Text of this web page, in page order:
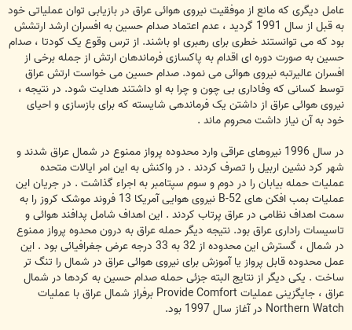
عامل دیگری که مانع از موفقیت نیروی هوائی عراق در بازیابی توان عملیاتی خود
به قبل از سال 1991 گردید ، عدم اعتماد صدام حسین به افسران ارشد ارتشش
بود که می توانستند خطری برای رهبری او باشند. از ترس وقوع یک کودتا ، صدام
حسین به صورت دوره ای اقدام به پاکسازی فرماندهان ارتش از جمله برخی از
افسران عالیرتبه نیروی هوائی می نمود. صدام حسین می خواست ارتش عراق
توسط کسانی که وفاداری بی چون و چرا به او داشتند هدایت شود. در نتیجه ،
نیروی هوائی عراق از داشتن یک فرماندهی شایسته که برای بازسازی و احیای
خود به آن نیاز داشت محروم ماند .
در سال 1996 نیروهای عراقی وارد محدوده پرواز ممنوع در شمال عراق شدند و
شهر کرد نشین اربیل را تصرف کردند . در واکنش به این امر ایالات متحده
عملیات حمله بیابان را در دوم و سوم سپتامبر به اجراء گذاشت . در جریان این
عملیات بمب افکن های B-52 نیروی هوایی آمریکا 13 فروند موشک کروز را به
سمت اهداف نظامی در عراق پرتاب کردند . این اهداف شامل پدافند هوائی و
تاسیسات راداری عراق بود. نتیجه دیگر حمله عراق به درون محدوه پرواز ممنوع
در شمال ، گسترش این محدوده از 32 به 33 درجه عرض جغرافیائی بود . این
عمل محدوده قابل پرواز یا آموزش برای نیروی هوائی عراق در شمال را تنگ تر
ساخت . یکی دیگر از نتایج البته جزئی حمله صدام حسین به کردها در شمال
عراق ، جایگزینی عملیات Provide Comfort برفراز شمال عراق با عملیات
Northern Watch در آغاز سال 1997 بود.